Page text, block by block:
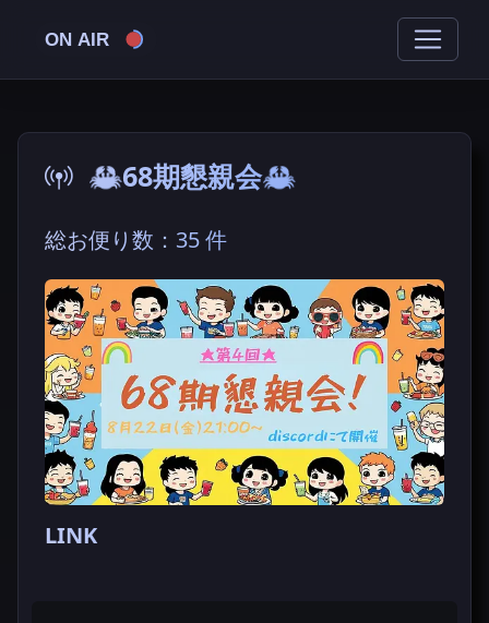
ON AIR
🦀68期懇親会🦀
総お便り数：35 件
LINK